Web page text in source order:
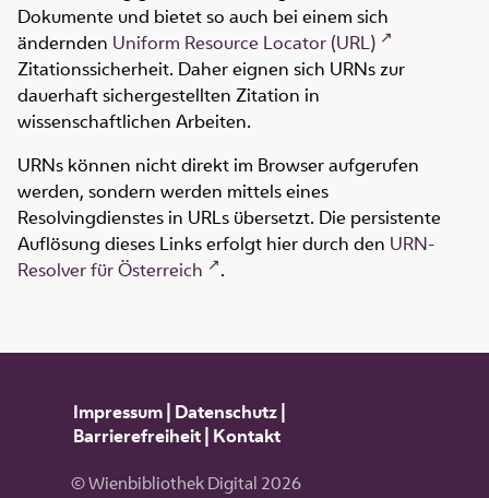
Dokumente und bietet so auch bei einem sich
ändernden Uniform Resource Locator (URL)
Zitationssicherheit. Daher eignen sich URNs zur
dauerhaft sichergestellten Zitation in
wissenschaftlichen Arbeiten.
URNs können nicht direkt im Browser aufgerufen
werden, sondern werden mittels eines
Resolvingdienstes in URLs übersetzt. Die persistente
Auflösung dieses Links erfolgt hier durch den URN-
Resolver für Österreich
.
Impressum| Datenschutz|
Barrierefreiheit| Kontakt
© Wienbibliothek Digital 2026